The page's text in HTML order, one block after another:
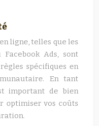
ligne, telles que les
Facebook Ads, sont
spécifiques en
En tant
important de bien
optimiser vos coûts